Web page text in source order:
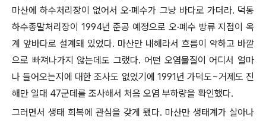
마산에 하수처리장이 없어서 오·폐수가 그냥 바다로 가더라. 덕동
하수종말처리장이 1994년 준공 예정으로 오·폐수 방류 지점이 옥
계 앞바다로 설계돼 있었다. 마산만 내해라서 흐름이 약하고 바깥
으로 빠져나가지 않는데도 그랬다. 어떤 오염물질이 어디서 얼마
나 들어오는지에 대한 조사도 없었기에 1991년 가덕도~거제도 진
해만 일대 47군데를 조사해서 처음 오염 부하량을 확인했다.
그러면서 생태 회복에 관심을 갖게 됐다. 마산만 생태계가 살아나